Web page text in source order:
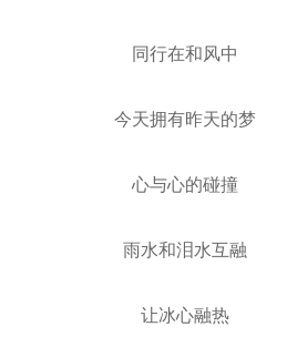
同行在和风中
今天拥有昨天的梦
心与心的碰撞
雨水和泪水互融
让冰心融热